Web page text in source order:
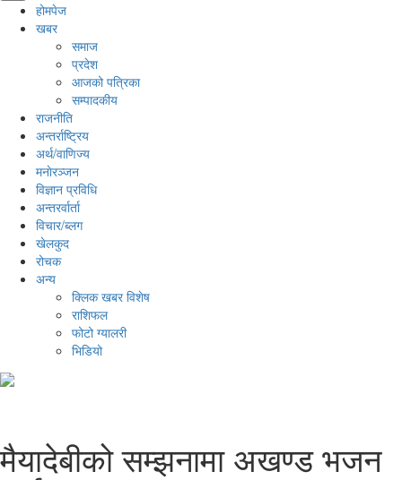
होमपेज
खबर
समाज
प्रदेश
आजको पत्रिका
सम्पादकीय
राजनीति
अन्तर्राष्ट्रिय
अर्थ/वाणिज्य
मनाेरञ्जन
विज्ञान प्रविधि
अन्तरर्वार्ता
विचार/ब्लग
खेलकुद
रोचक
अन्य
क्लिक खबर विशेष
राशिफल
फोटो ग्यालरी
भिडियो
मैयादेबीको सम्झनामा अखण्ड भजन